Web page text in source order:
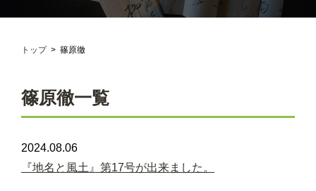
トップ 篠原徹
篠原徹一覧
2024.08.06
『地名と風土』第17号が出来ました。